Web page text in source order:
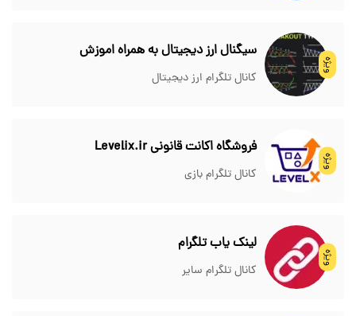
ویژه
سیگنال ارز دیجیتال به همراه اموزش
کانال تلگرام ارز دیجیتال
ویژه
فروشگاه اکانت قانونی Levelix.ir
کانال تلگرام بازی
ویژه
لینک یاب تلگرام
کانال تلگرام سایر